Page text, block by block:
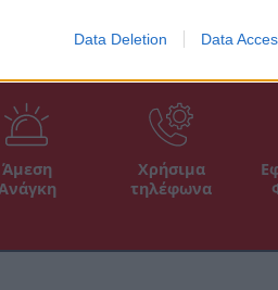
Data Deletion Data
Άμεση
Χρήσιμα
τηλέφωνα